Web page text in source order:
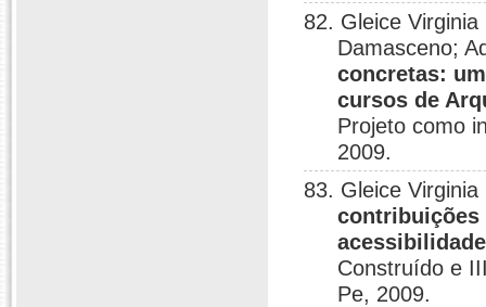
82. Gleice
Damasceno;
concretas:
cursos de
Projeto como
2009.
83. Gleice
contribuições
acessibilidade
Construído e
Pe, 2009.